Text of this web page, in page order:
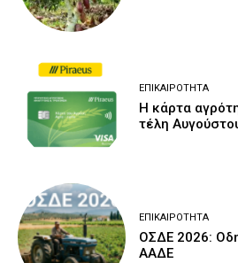
ΕΠΙΚΑΙΡΌΤΗΤΑ
Η κάρτα
τέλη
ΕΠΙΚΑΙΡΌΤΗΤΑ
ΟΣΔΕ 2026:
ΑΑΔΕ